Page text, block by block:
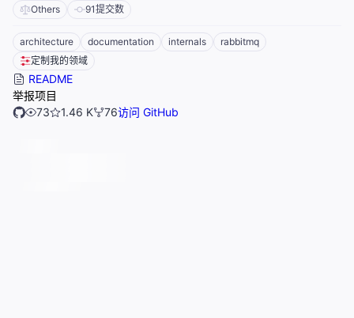
Others 91提交数
architecture documentation internals
rabbitmq
定制我的领域
README
举报项目
73
1.46 K 76访问 GitHub